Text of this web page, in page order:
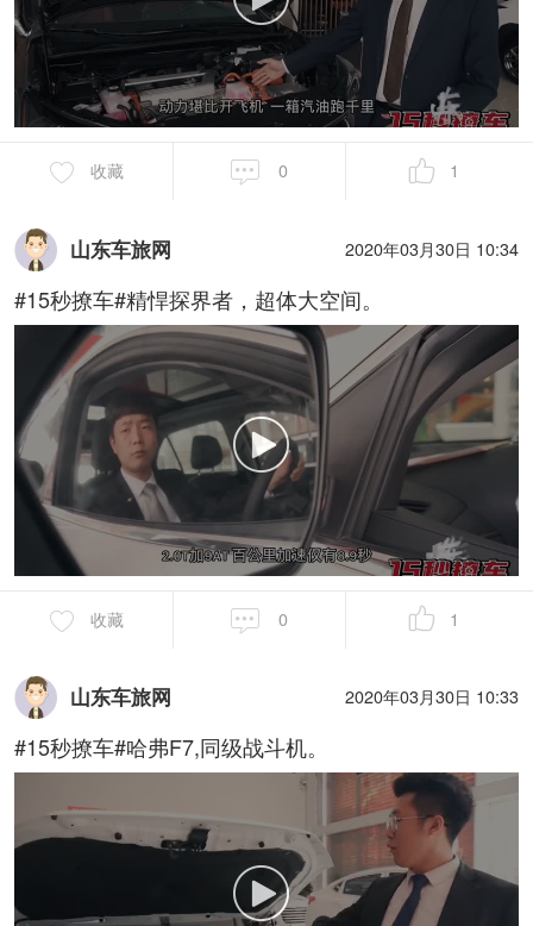
收藏 0 1
山东车旅网 2020年03月30日 10:34
#15秒撩车#精悍探界者，超体大空间。
收藏 0 1
山东车旅网 2020年03月30日 10:33
#15秒撩车#哈弗F7,同级战斗机。